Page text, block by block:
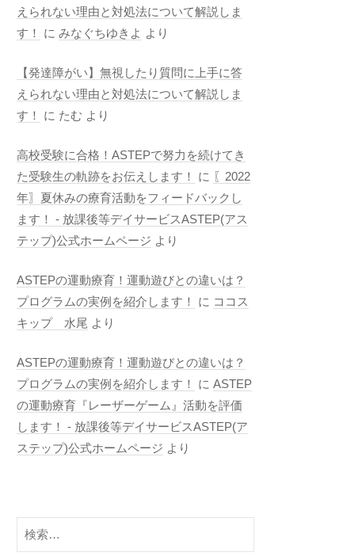
えられない理由と対処法について解説しま
す！
にみなぐちゆきよ より
【発達障がい】無視したり質問に上手に答
えられない理由と対処法について解説しま
す！
に たむ より
高校受験に合格！ASTEPで努力を続けてき
た受験生の軌跡をお伝えします！
に 〖2022
年〗夏休みの療育活動をフィードバックし
ます！ - 放課後等デイサービスASTEP(アス
テップ)公式ホームページ より
ASTEPの運動療育！運動遊びとの違いは？
プログラムの実例を紹介します！
に ココス
キップ 水尾 より
ASTEPの運動療育！運動遊びとの違いは？
プログラムの実例を紹介します！
にASTEP
の運動療育『レーザーゲーム』活動を評価
します！ - 放課後等デイサービスASTEP(ア
ステップ)公式ホームページ より
検
索: